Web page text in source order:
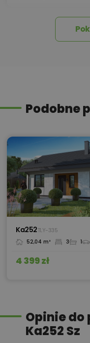
Izolacja
Kredyt
0 zł
Okna, żaluzje,
Pakiet szamba
Podobne
Ka252TLY-335
52,04 m² 3 1
4 399 zł
Opinie
Ka252 Sz